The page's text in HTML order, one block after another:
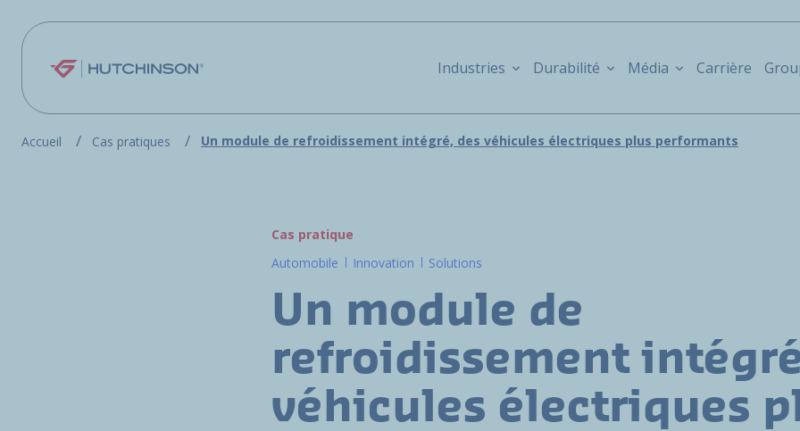
Aller au contenu principal
Industries Durabilité Média Carrière
Accueil Cas pratiques Un module de refroidissement intégré, des véhicules électriques plus performants
Cas pratique
Automobile
Innovation Solutions
Un module de
refroidissement
véhicules électriques